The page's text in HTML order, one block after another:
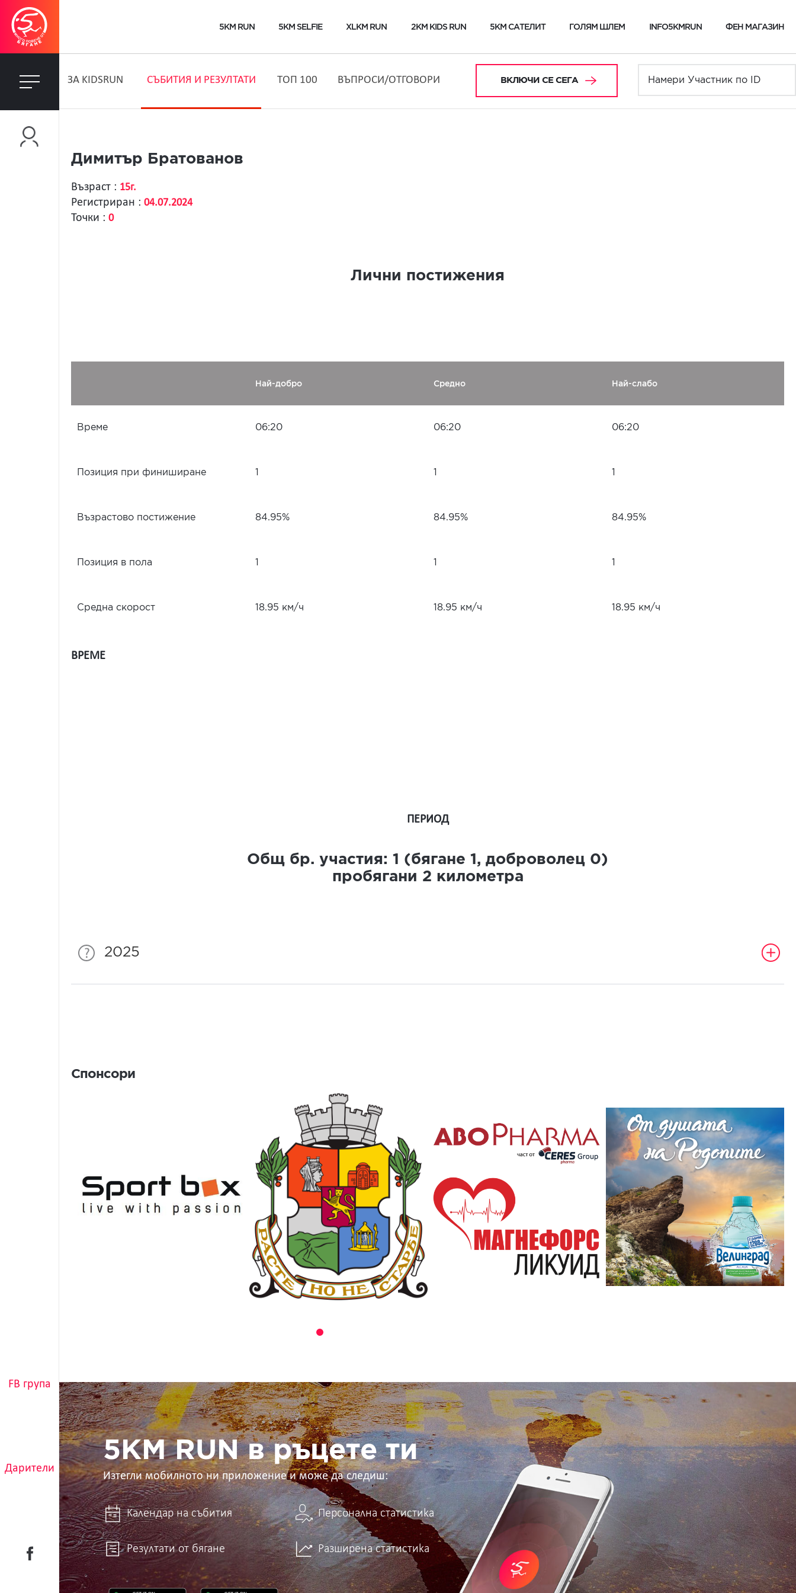
5KM RUN 5KM SELFIE XLKM RUN 2KM KIDS RUN 5KM САТЕЛИТ ГОЛЯМ ШЛЕМ INFO5KMRUN ФЕН МАГАЗИН
FB група
Дарители
ЗA KIDSRUN СЪБИТИЯ И РЕЗУЛТАТИ ТОП 100 ВЪПРОСИ/ОТГОВОРИ ВКЛЮЧИ СЕ СЕГА
Димитър Братованов
Възраст : 15г.
Регистриран : 04.07.2024
Точки : 0
Лични постижения
Най-добро Средно Най-слабо
Време 06:20 06:20 06:20
Позиция при финиширане
Възрастово постижение 84.95% 84.95% 84.95%
Позиция в пола
Средна скорост 18.95 км/ч 18.95 км/ч 18.95 км/ч
ВРЕМЕ
ПЕРИОД
Общ бр. участия: 1 (бягане 1 , доброволец 0)
пробягани 2 километра
2025
Спонсори
5KM
RUN
в
ръцете
ти
5KM RUN в ръцете ти
Изтегли мобилното ни приложение и може да следиш:
Календар на събития Персонална статистика
Резултати от бягане Разширена статистика